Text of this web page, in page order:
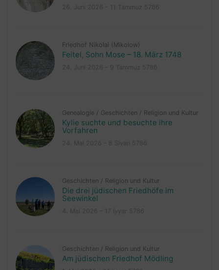
Friedhof Nikolai (Mikolow)
Feitel, Sohn Mose – 18. März 1748
Genealogie / Geschichten / Religion und Kultur
Kylie suchte und besuchte ihre
Vorfahren
Geschichten / Religion und Kultur
Die drei jüdischen Friedhöfe im
Seewinkel
Geschichten / Religion und Kultur
Am jüdischen Friedhof Mödling